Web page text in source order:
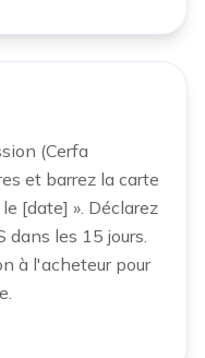
(Cerfa
et barrez la carte
[date] ». Déclarez
dans les 15 jours.
à l'acheteur pour